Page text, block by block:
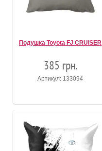
Подушка Toyota FJ CRUISER
385 грн.
Артикул: 133094